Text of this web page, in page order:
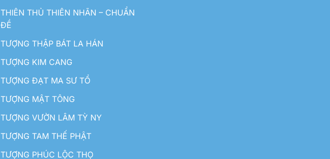
THIÊN THỦ THIÊN NHÃN – CHUẨN
ĐỀ
TƯỢNG THẬP BÁT LA HÁN
TƯỢNG KIM CANG
TƯỢNG ĐẠT MA SƯ TỔ
TƯỢNG MẬT TÔNG
TƯỢNG VƯỜN LÂM TỲ NY
TƯỢNG TAM THẾ PHẬT
TƯỢNG PHÚC LỘC THỌ